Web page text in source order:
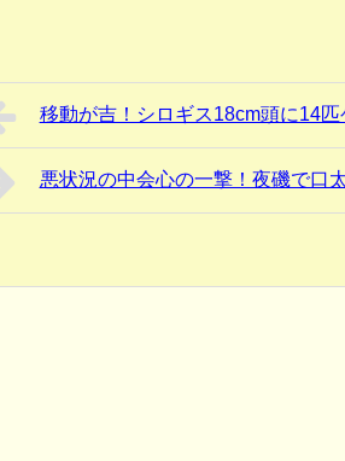
移動が吉！シロギス18cm頭に14匹
悪状況の中会心の一撃！夜磯で口